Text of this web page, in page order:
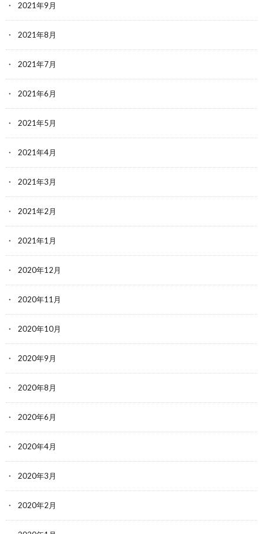
2021年9月
2021年8月
2021年7月
2021年6月
2021年5月
2021年4月
2021年3月
2021年2月
2021年1月
2020年12月
2020年11月
2020年10月
2020年9月
2020年8月
2020年6月
2020年4月
2020年3月
2020年2月